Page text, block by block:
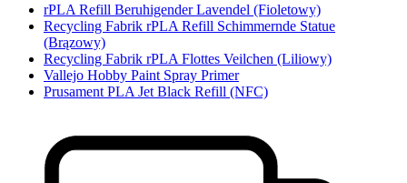
rPLA Refill Beruhigender Lavendel (Fioletowy)
Recycling Fabrik rPLA Refill Schimmernde Statue
(Brązowy)
Recycling Fabrik rPLA Flottes Veilchen (Liliowy)
Vallejo Hobby Paint Spray Primer
Prusament PLA Jet Black Refill (NFC)